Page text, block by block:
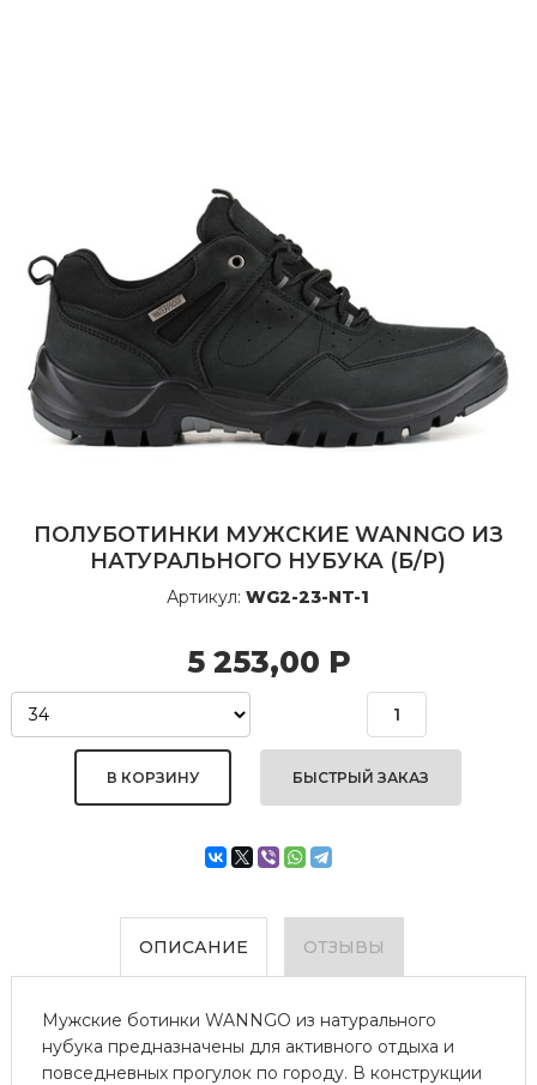
ПОЛУБОТИНКИ МУЖСКИЕ WANNGO ИЗ
НАТУРАЛЬНОГО НУБУКА (Б/Р)
Артикул:WG2-23-NT-1
5 253,00 Р
БЫСТРЫЙ ЗАКАЗ
ОПИСАНИЕ ОТЗЫВЫ
Мужские ботинки WANNGO из натурального
нубука предназначены для активного отдыха и
повседневных прогулок по городу. В конструкции